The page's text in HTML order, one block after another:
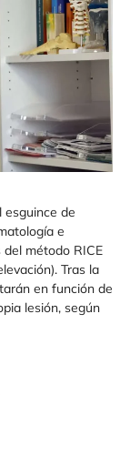
esguince de
e
método RICE
Tras la
en función de
lesión, según